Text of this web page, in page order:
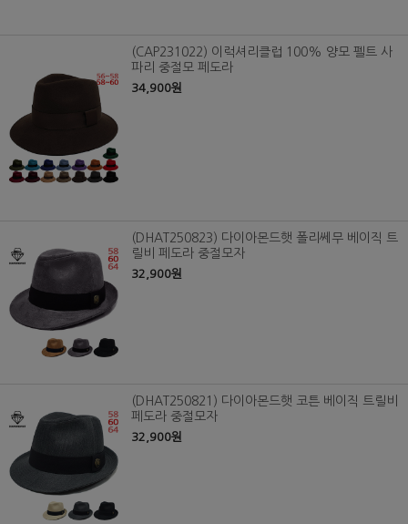
(CAP231022) 이럭셔리클럽 100% 양모 펠트 사
파리 중절모 페도라
34,900원
(DHAT250823) 다이아몬드햇 폴리쎄무 베이직 트
릴비 페도라 중절모자
32,900원
(DHAT250821) 다이아몬드햇 코튼 베이직 트릴비
페도라 중절모자
32,900원